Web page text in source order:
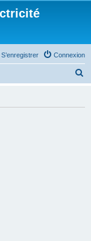
Connexion
S’enregistrer